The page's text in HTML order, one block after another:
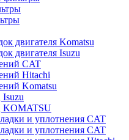
двигателя Komatsu
двигателя Isuzu
CAT
Hitachi
Komatsu
KOMATSU
и уплотнения CAT
и уплотнения CAT